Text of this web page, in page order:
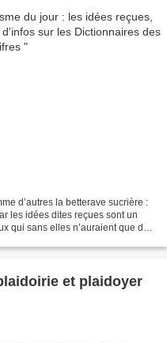
d’autres la betterave sucrière :
les idées dites reçues sont un
qui sans elles n’auraient que des
et plaidoyer